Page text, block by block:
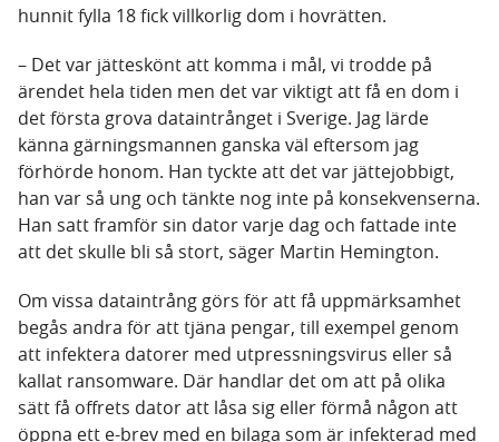
hunnit fylla 18 fick villkorlig dom i hovrätten.
– Det var jätteskönt att komma i mål, vi trodde på
ärendet hela tiden men det var viktigt att få en dom i
det första grova dataintrånget i Sverige. Jag lärde
känna gärningsmannen ganska väl eftersom jag
förhörde honom. Han tyckte att det var jättejobbigt,
han var så ung och tänkte nog inte på konsekvenserna.
Han satt framför sin dator varje dag och fattade inte
att det skulle bli så stort, säger Martin Hemington.
Om vissa dataintrång görs för att få uppmärksamhet
begås andra för att tjäna pengar, till exempel genom
att infektera datorer med utpressningsvirus eller så
kallat ransomware. Där handlar det om att på olika
sätt få offrets dator att låsa sig eller förmå någon att
öppna ett e-brev med en bilaga som är infekterad med